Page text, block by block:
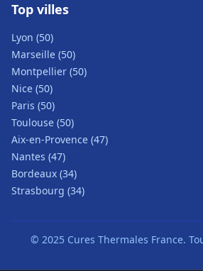
Top villes
Lyon (50)
Marseille (50)
Montpellier (50)
Nice (50)
Paris (50)
Toulouse (50)
Aix-en-Provence (47)
Nantes (47)
Bordeaux (34)
Strasbourg (34)
© 2025 Cures Thermales France.